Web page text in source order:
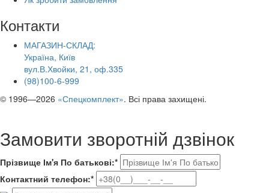
Контакти
МАГАЗИН-СКЛАД:
Україна, Київ
вул.В.Хвойки, 21, оф.335
(98)100-6-999
© 1996—2026 «Спецкомплект». Всі права захищені.
Замовити зворотній дзвінок
Прізвище Ім'я По батькові:*
Контактний телефон:*